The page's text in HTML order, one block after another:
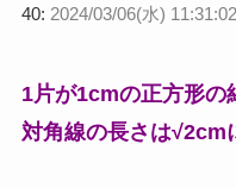
40: 2024/03/06(水)
1片が1cmの正方形の
対角線の長さは√2cm